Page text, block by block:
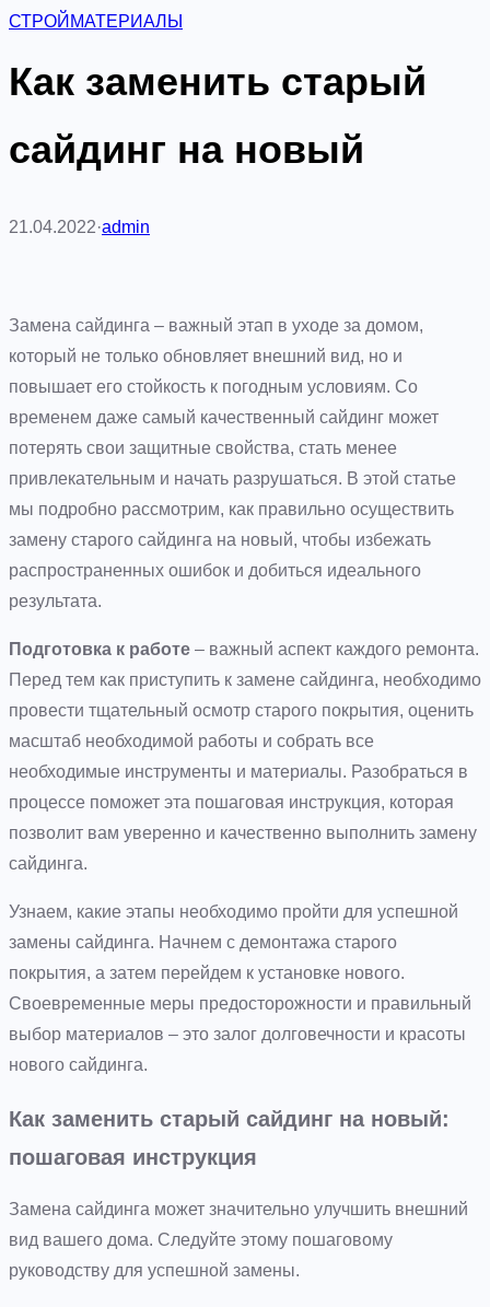
СТРОЙМАТЕРИАЛЫ
Как заменить старый
сайдинг на новый
21.04.2022·admin
Замена сайдинга – важный этап в уходе за домом,
который не только обновляет внешний вид, но и
повышает его стойкость к погодным условиям. Со
временем даже самый качественный сайдинг может
потерять свои защитные свойства, стать менее
привлекательным и начать разрушаться. В этой статье
мы подробно рассмотрим, как правильно осуществить
замену старого сайдинга на новый, чтобы избежать
распространенных ошибок и добиться идеального
результата.
Подготовка к работе – важный аспект каждого ремонта.
Перед тем как приступить к замене сайдинга, необходимо
провести тщательный осмотр старого покрытия, оценить
масштаб необходимой работы и собрать все
необходимые инструменты и материалы. Разобраться в
процессе поможет эта пошаговая инструкция, которая
позволит вам уверенно и качественно выполнить замену
сайдинга.
Узнаем, какие этапы необходимо пройти для успешной
замены сайдинга. Начнем с демонтажа старого
покрытия, а затем перейдем к установке нового.
Своевременные меры предосторожности и правильный
выбор материалов – это залог долговечности и красоты
нового сайдинга.
Как заменить старый сайдинг на новый:
пошаговая инструкция
Замена сайдинга может значительно улучшить внешний
вид вашего дома. Следуйте этому пошаговому
руководству для успешной замены.